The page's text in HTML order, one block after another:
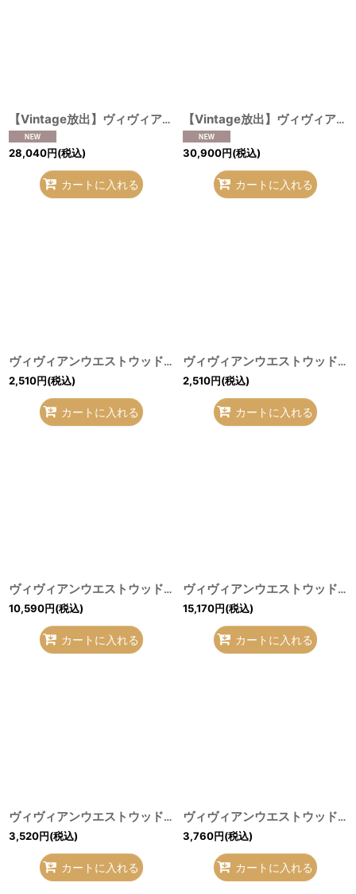
【Vintage放出】ヴィヴィアンウエストウッド 中古 / レオパード折リ畳ミ傘 ピンク O-26-07-25-1035-gd-YM-OS
28,040円(税込)
カートに入れる
【Vintage放出】ヴィヴィアンウエストウッド 中古 / ハラコレオパード口金折財布 ピンク O-26-07-25-1032-gd-YM-OS
30,900円(税込)
カートに入れる
ヴィヴィアンウエストウッド 中古 / マスク H-26-07-19-017-gd-OD-ZH
2,510円(税込)
カートに入れる
ヴィヴィアンウエストウッド 中古 / マスク H-26-07-19-016-gd-OD-ZH
2,510円(税込)
カートに入れる
ヴィヴィアンウエストウッド MAN 中古 / サスペンダー オレンジｘ紺ｘ黒 H-26-07-19-027-gd-OD-ZH
10,590円(税込)
カートに入れる
ヴィヴィアンウエストウッド 中古 / SANSOVINO ORBプリントネクタイ マルチ H-26-07-19-029-gd-OD-ZH
15,170円(税込)
カートに入れる
ヴィヴィアンウエストウッド 中古 / ロゴ&オーブ総柄折リ畳ミアンブレラ 黒Ｘアイボリー I-26-07-22-045-gd-HD-ZI
3,520円(税込)
カートに入れる
ヴィヴィアンウエストウッド 中古 / ブーケタイツ ブラック I-26-07-22-046-gd-HD-ZI
3,760円(税込)
カートに入れる